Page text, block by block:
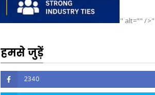
" alt="" /
हमसे जुड़ें
2340